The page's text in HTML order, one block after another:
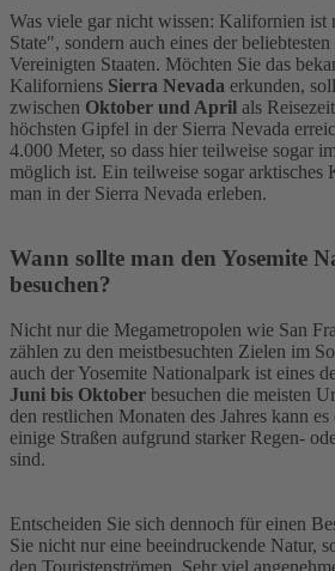
Was viele gar nicht wissen: Kalifornien ist
State", sondern auch eines der beliebtesten
Vereinigten Staaten. Möchten Sie das
Kaliforniens Sierra Nevada erkunden,
zwischen Oktober und April als
höchsten Gipfel in der Sierra Nevada
4.000 Meter, so dass hier teilweise sogar
möglich ist. Ein teilweise sogar
man in der Sierra Nevada erleben.
Wann sollte man den Yosemite
besuchen?
Nicht nur die Megametropolen wie San
zählen zu den meistbesuchten Zielen im
auch der Yosemite Nationalpark ist eines
Juni bis Oktober besuchen die meisten
den restlichen Monaten des Jahres kann es
einige Straßen aufgrund starker Regen-
sind.
Entscheiden Sie sich dennoch für einen
Sie nicht nur eine beeindruckende Natur,